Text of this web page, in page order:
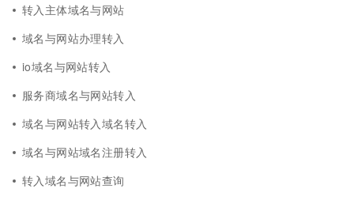
转入主体域名与网站
域名与网站办理转入
io域名与网站转入
服务商域名与网站转入
域名与网站转入域名转入
域名与网站域名注册转入
转入域名与网站查询